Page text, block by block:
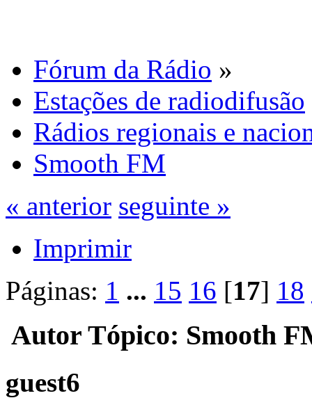
Fórum da Rádio »
Estações de radiodifusão
Rádios regionais e
Smooth FM
« anterior seguinte »
Imprimir
Páginas: 1 ... 15 16 [17] 18
Autor Tópico: Smooth
guest6